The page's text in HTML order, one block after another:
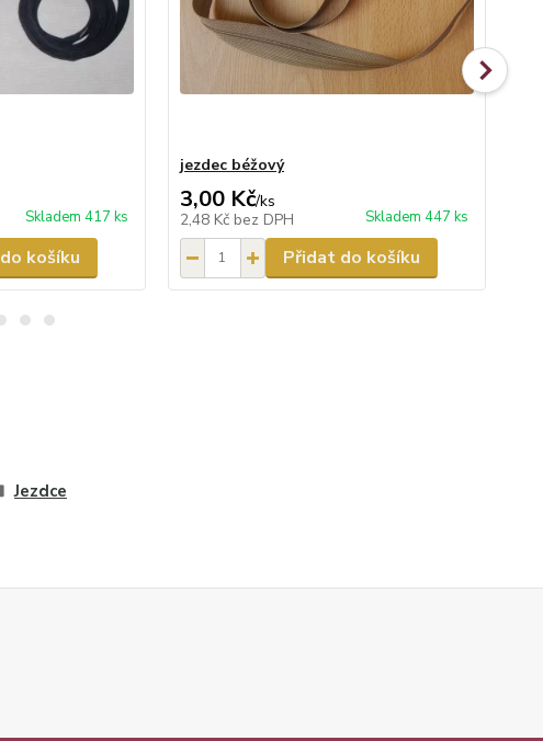
Skladem 417 ks
košíku
jezdec béžový
3,00 Kč/ks
2,48 Kč bez DPH Skladem 447 ks
Přidat do košíku
Jezdce